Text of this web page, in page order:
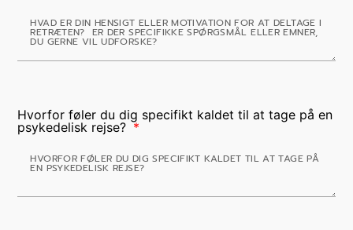
Hvorfor føler du dig specifikt kaldet til at tage på en
psykedelisk rejse?